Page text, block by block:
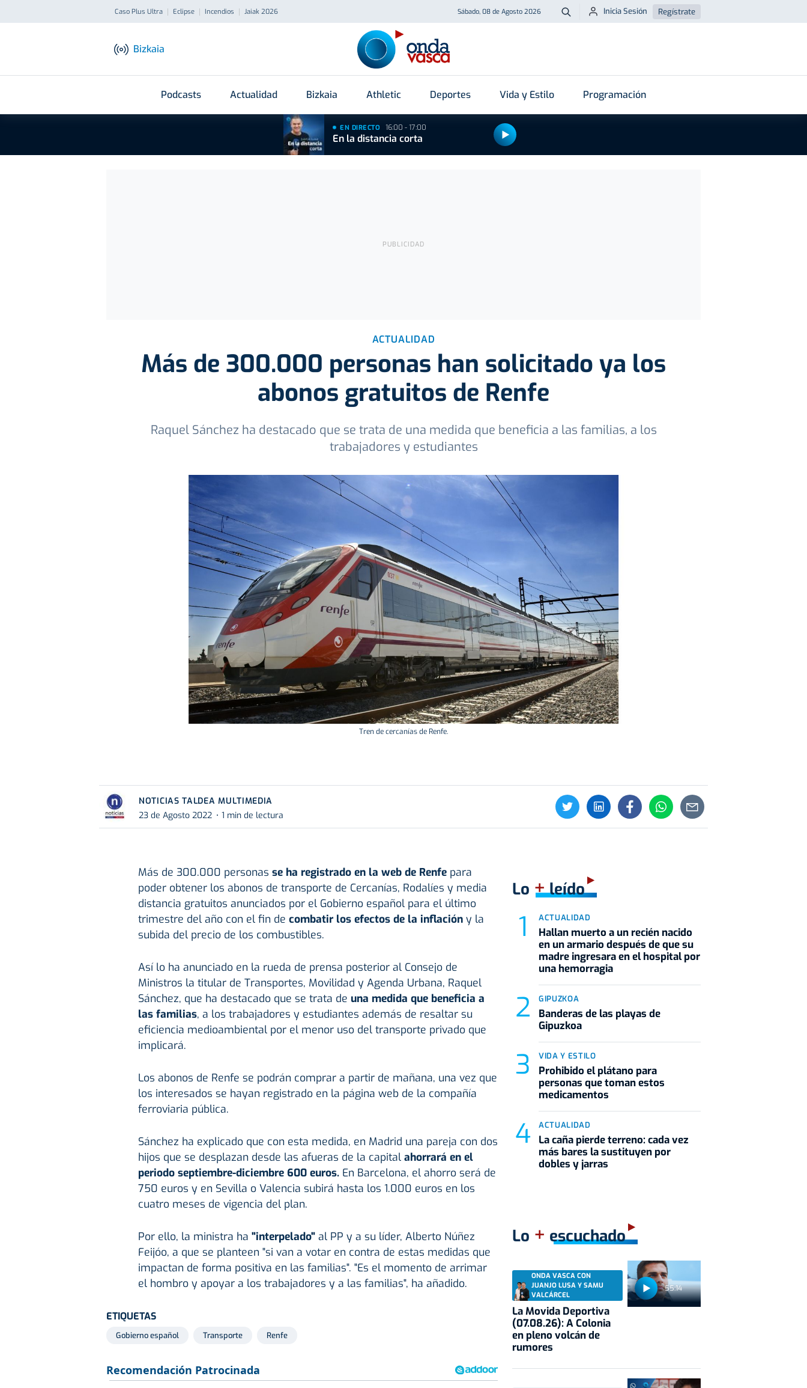
Caso Plus Ultra Eclipse Incendios Jaiak 2026 Sábado, 08 de Agosto 2026 Buscar
Inicia Sesión Regístrate
Bizkaia
Podcasts Actualidad Bizkaia Athletic Deportes Vida y Estilo Programación
EN DIRECTO 16:00 - 17:00
En la distancia corta
ACTUALIDAD
Más de 300.000 personas han solicitado ya los
abonos gratuitos de Renfe
Raquel Sánchez ha destacado que se trata de una medida que beneficia a las familias, a los
trabajadores y estudiantes
Tren de cercanías de Renfe.
NOTICIAS TALDEA MULTIMEDIA
23 de Agosto 2022
1 min de lectura
Más de 300.000 personas se ha registrado en la web de Renfe para
poder obtener los abonos de transporte de Cercanías, Rodalíes y media
distancia gratuitos anunciados por el Gobierno español para el último
trimestre del año con el fin de combatir los efectos de la inflacióny la
subida del precio de los combustibles.
Así lo ha anunciado en la rueda de prensa posterior al Consejo de
Ministros la titular de Transportes, Movilidad y Agenda Urbana, Raquel
Sánchez, que ha destacado que se trata de una medida que beneficia a
las familias, a los trabajadores y estudiantes además de resaltar su
eficiencia medioambiental por el menor uso del transporte privado que
implicará.
Los abonos de Renfe se podrán comprar a partir de mañana, una vez que
los interesados se hayan registrado en la página web de la compañía
ferroviaria pública.
Sánchez ha explicado que con esta medida, en Madrid una pareja con dos
hijos que se desplazan desde las afueras de la capitalahorrará en el
periodo septiembre-diciembre 600 euros. En Barcelona, el ahorro será de
750 euros y en Sevilla o Valencia subirá hasta los 1.000 euros en los
cuatro meses de vigencia del plan.
Por ello, la ministra ha "interpelado" al PP y a su líder, Alberto Núñez
Feijóo, a que se planteen "si van a votar en contra de estas medidas que
impactan de forma positiva en las familias". "Es el momento de arrimar
el hombro y apoyar a los trabajadores y a las familias", ha añadido.
ETIQUETAS
Gobierno español Transporte Renfe
Lo +leído
ACTUALIDAD
Hallan muerto a un recién nacido
en un armario después de que su
madre ingresara en el hospital por
una hemorragia
GIPUZKOA
Banderas de las playas de
Gipuzkoa
VIDA Y ESTILO
Prohibido el plátano para
personas que toman estos
medicamentos
ACTUALIDAD
La caña pierde terreno: cada vez
más bares la sustituyen por
dobles y jarras
Lo + escuchado
55:14
ONDA VASCA CON
JUANJO LUSA Y SAMU
VALCÁRCEL
La Movida Deportiva
(07.08.26): A Colonia
en pleno volcán de
rumores